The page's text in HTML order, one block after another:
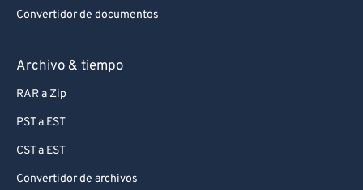
Convertidor de documentos
Archivo & tiempo
RAR a Zip
PST a EST
CST a EST
Convertidor de archivos